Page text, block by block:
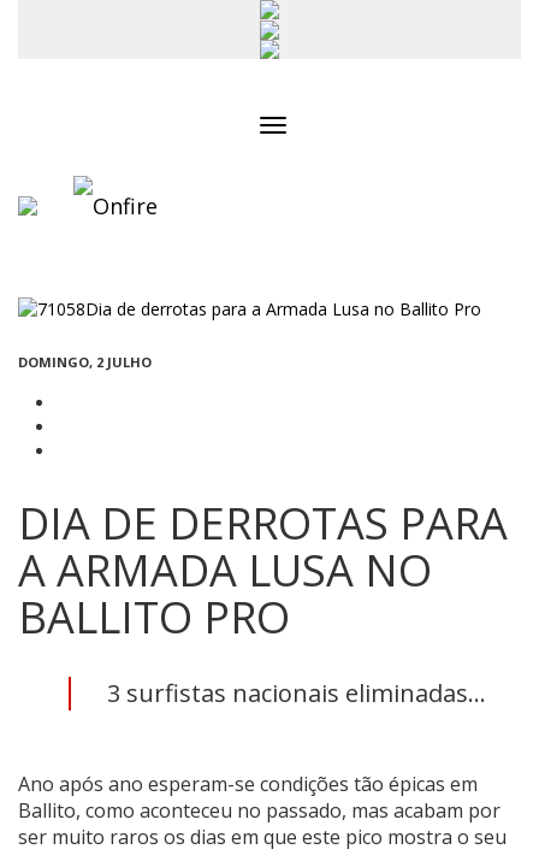
DOMINGO, 2 JULHO
DIA DE DERROTAS PARA
A ARMADA LUSA NO
BALLITO PRO
3 surfistas nacionais eliminadas...
Ano após ano esperam-se condições tão épicas em
Ballito, como aconteceu no passado, mas acabam por
ser muito raros os dias em que este pico mostra o seu